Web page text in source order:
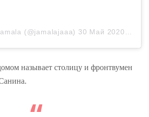
(@jamalajaaa) 30 Май 2020 в 11:41 PDT
называет столицу и фронтвумен